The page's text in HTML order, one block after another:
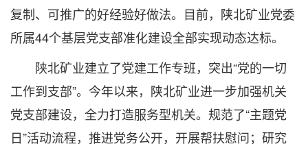
复制、可推广的好经验好做法。目前，陕北矿业党委
所属44个基层党支部准化建设全部实现动态达标。
陕北矿业建立了党建工作专班，突出“党的一切
工作到支部”。今年以来，陕北矿业进一步加强机关
党支部建设，全力打造服务型机关。规范了“主题党
日”活动流程，推进党务公开，开展帮扶慰问；研究